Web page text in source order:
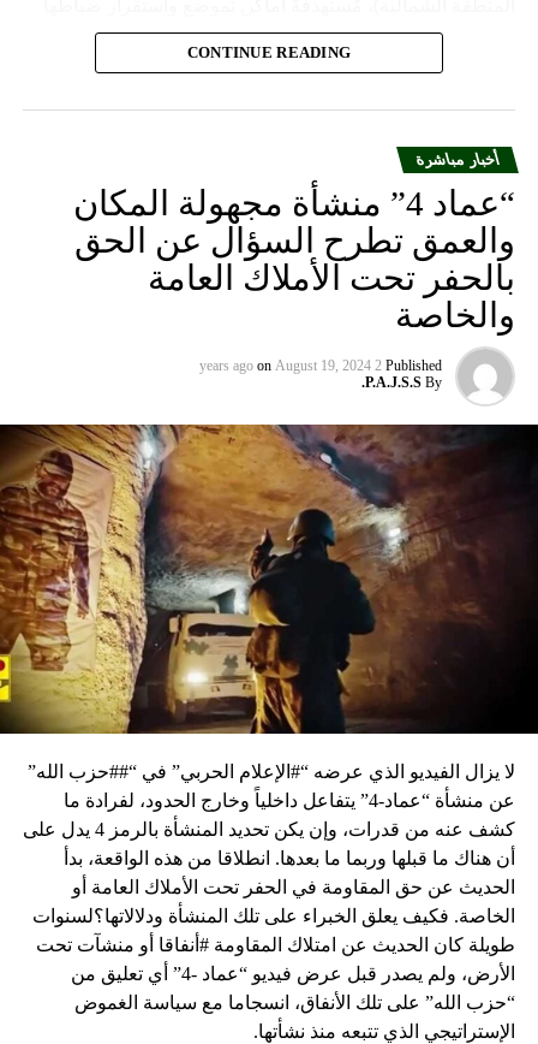
وجنودها وأصابت أهدافها بدقة وأوقعت فيهم عدداً من القتلى
CONTINUE READING
أخبار مباشرة
“عماد 4” منشأة مجهولة المكان
والعمق تطرح السؤال عن الحق
بالحفر تحت الأملاك العامة
والخاصة
Published
2 years ago
on August 19, 2024
By
P.A.J.S.S.
لا يزال الفيديو الذي عرضه “#الإعلام الحربي” في “##حزب الله”
عن منشأة “عماد-4” يتفاعل داخلياً وخارج الحدود، لفرادة ما
كشف عنه من قدرات، وإن يكن تحديد المنشأة بالرمز 4 يدل على
أن هناك ما قبلها وربما ما بعدها. انطلاقا من هذه الواقعة، بدأ
الحديث عن حق المقاومة في الحفر تحت الأملاك العامة أو
الخاصة. فكيف يعلق الخبراء على تلك المنشأة ودلالاتها؟لسنوات
طويلة كان الحديث عن امتلاك المقاومة #أنفاقا أو منشآت تحت
الأرض، ولم يصدر قبل عرض فيديو “عماد -4” أي تعليق من
“حزب الله” على تلك الأنفاق، انسجاما مع سياسة الغموض
الإستراتيجي الذي تتبعه منذ نشأتها.